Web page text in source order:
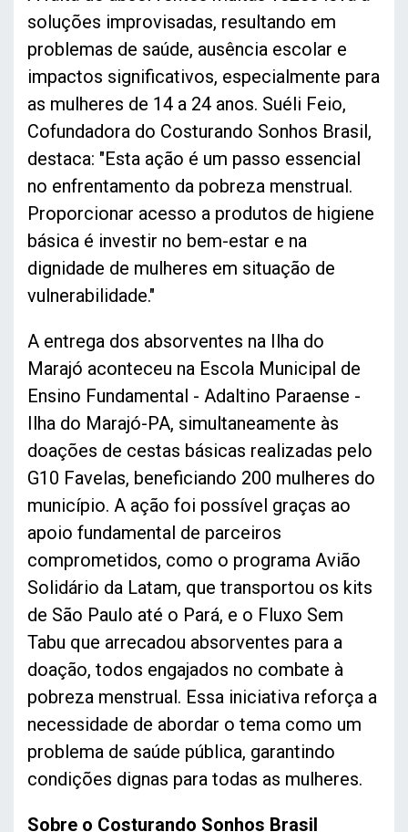
soluções improvisadas, resultando em
problemas de saúde, ausência escolar e
impactos significativos, especialmente para
as mulheres de 14 a 24 anos. Suéli Feio,
Cofundadora do Costurando Sonhos Brasil,
destaca: "Esta ação é um passo essencial
no enfrentamento da pobreza menstrual.
Proporcionar acesso a produtos de higiene
básica é investir no bem-estar e na
dignidade de mulheres em situação de
vulnerabilidade."
A entrega dos absorventes na Ilha do
Marajó aconteceu na Escola Municipal de
Ensino Fundamental - Adaltino Paraense -
Ilha do Marajó-PA, simultaneamente às
doações de cestas básicas realizadas pelo
G10 Favelas, beneficiando 200 mulheres do
município. A ação foi possível graças ao
apoio fundamental de parceiros
comprometidos, como o programa Avião
Solidário da Latam, que transportou os kits
de São Paulo até o Pará, e o Fluxo Sem
Tabu que arrecadou absorventes para a
doação, todos engajados no combate à
pobreza menstrual. Essa iniciativa reforça a
necessidade de abordar o tema como um
problema de saúde pública, garantindo
condições dignas para todas as mulheres.
Sobre o Costurando Sonhos Brasil